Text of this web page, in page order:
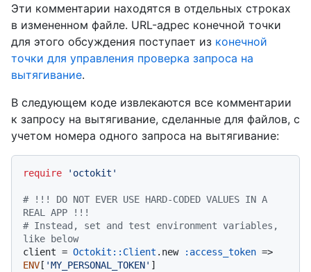
Эти комментарии находятся в отдельных строках
в измененном файле. URL-адрес конечной точки
для этого обсуждения поступает из конечной
точки для управления проверка запроса на
вытягивание.
В следующем коде извлекаются все комментарии
к запросу на вытягивание, сделанные для файлов, с
учетом номера одного запроса на вытягивание:
require 'octokit'
# !!! DO NOT EVER USE HARD-CODED VALUES IN A
REAL APP !!!
# Instead, set and test environment variables,
like below
client = Octokit::Client .new :access_token
ENV [ 'MY_PERSONAL_TOKEN' ]